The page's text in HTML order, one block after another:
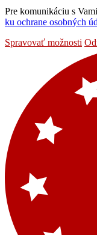
Pre komunikáciu s
ku ochrane osobných
Spravovať možnosti